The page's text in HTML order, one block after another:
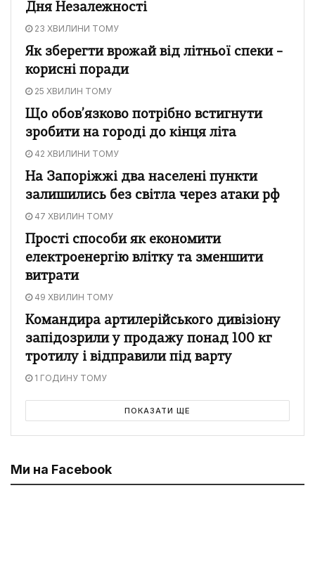
Дня Незалежності
23 ХВИЛИНИ ТОМУ
Як зберегти врожай від літньої спеки –
корисні поради
25 ХВИЛИН ТОМУ
Що обов’язково потрібно встигнути
зробити на городі до кінця літа
42 ХВИЛИНИ ТОМУ
На Запоріжжі два населені пункти
залишились без світла через атаки рф
47 ХВИЛИН ТОМУ
Прості способи як економити
електроенергію влітку та зменшити
витрати
49 ХВИЛИН ТОМУ
Командира артилерійського дивізіону
запідозрили у продажу понад 100 кг
тротилу і відправили під варту
1 ГОДИНУ ТОМУ
ПОКАЗАТИ ЩЕ
Ми на Facebook